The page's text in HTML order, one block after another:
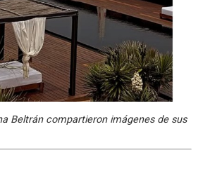
Beltrán compartieron imágenes de sus